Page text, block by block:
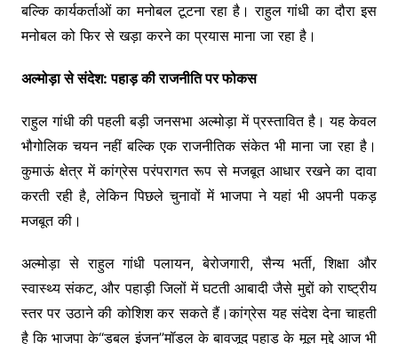
बल्कि कार्यकर्ताओं का मनोबल टूटना रहा है। राहुल गांधी का दौरा इस
मनोबल को फिर से खड़ा करने का प्रयास माना जा रहा है।
अल्मोड़ा से संदेश: पहाड़ की राजनीति पर फोकस
राहुल गांधी की पहली बड़ी जनसभा अल्मोड़ा में प्रस्तावित है। यह केवल
भौगोलिक चयन नहीं बल्कि एक राजनीतिक संकेत भी माना जा रहा है।
कुमाऊं क्षेत्र में कांग्रेस परंपरागत रूप से मजबूत आधार रखने का दावा
करती रही है, लेकिन पिछले चुनावों में भाजपा ने यहां भी अपनी पकड़
मजबूत की।
अल्मोड़ा से राहुल गांधी पलायन, बेरोजगारी, सैन्य भर्ती, शिक्षा और
स्वास्थ्य संकट, और पहाड़ी जिलों में घटती आबादी जैसे मुद्दों को राष्ट्रीय
स्तर पर उठाने की कोशिश कर सकते हैं।कांग्रेस यह संदेश देना चाहती
है कि भाजपा के“डबल इंजन”मॉडल के बावजूद पहाड़ के मूल मुद्दे आज भी